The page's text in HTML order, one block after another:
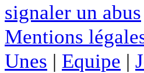
signaler un abus
Mentions
Unes | Equipe |